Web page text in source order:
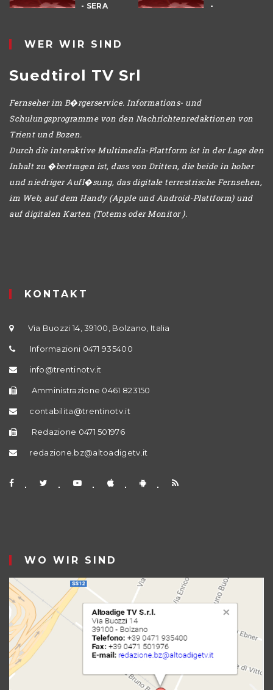
- SERA
-
WER WIR SIND
Suedtirol TV Srl
Fernseher im B�rgerservice. Informations- und
Schulungsprogramme von den Nachrichtenredaktionen von
Trient und Bozen.
Durch die interaktive Multimedia-Plattform ist in der Lage den
Inhalt zu �bertragen ist, dass von Dritten, die beide in hoher
und niedriger Aufl�sung, das digitale terrestrische Fernsehen,
im Web, auf dem Handy (Apple und Android-Plattform) und
auf digitalen Karten (Totems oder Monitor ).
KONTAKT
Via Buozzi 14, 39100, Bolzano, Italia
Informazioni 0471 935400
info@trentinotv.it
Amministrazione 0461 823150
contabilita@trentinotv.it
Redazione 0471 501976
redazione.bz@altoadigetv.it
WO WIR SIND